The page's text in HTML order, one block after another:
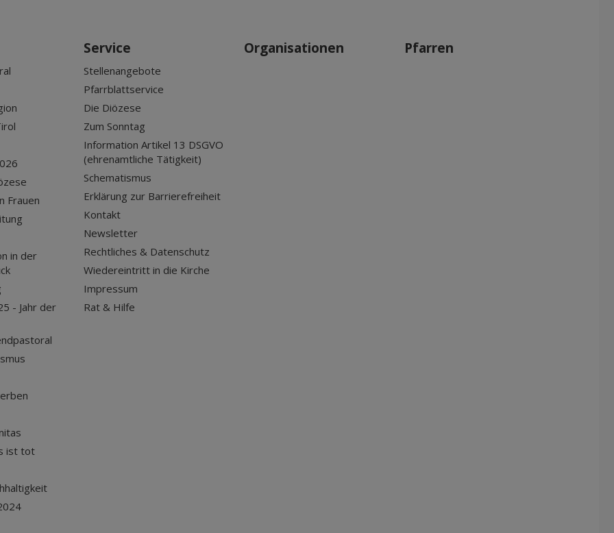
Frauen
in der
- Jahr der
ist tot
Service
Stellenangebote
Pfarrblattservice
Die Diözese
Zum Sonntag
Information Artikel 13 DSGVO
(ehrenamtliche Tätigkeit)
Schematismus
Erklärung zur Barrierefreiheit
Kontakt
Newsletter
Rechtliches & Datenschutz
Wiedereintritt in die Kirche
Impressum
Rat & Hilfe
Organisationen Pfarren